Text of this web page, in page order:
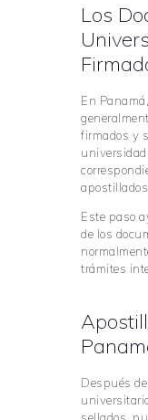
Los
En
firmados y
Este paso
de los
trámites
Después